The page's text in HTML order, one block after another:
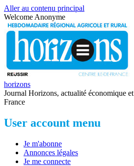
Aller au contenu principal
Welcome Anonyme
horizons
Journal Horizons, actualité économique
France
User account menu
Je m'abonne
Annonces légales
Je me connecte